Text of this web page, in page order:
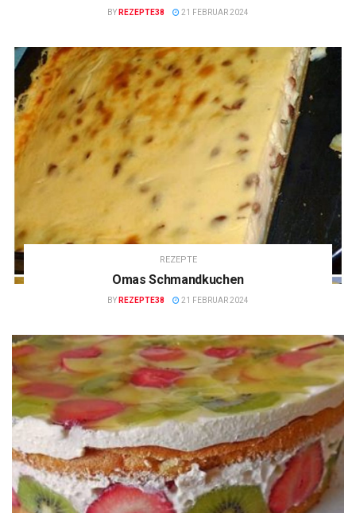
BY REZEPTE38 21 FEBRUAR 2024
REZEPTE
Omas Schmandkuchen
BY REZEPTE38 21 FEBRUAR 2024